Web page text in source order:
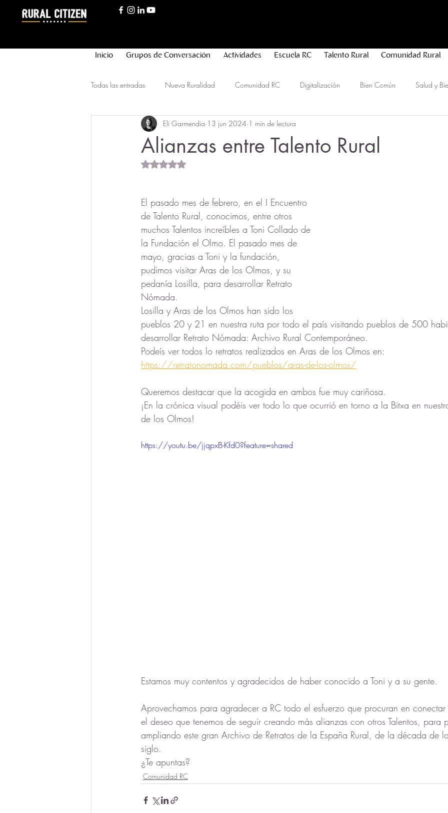
Inicio Grupos de Conversación Actividades Escuela RC Talento Rural Comunidad Rural
Todas las entradas Nueva Ruralidad Comunidad RC Digitalización Bien Común Salud y
Innovación Rural Nueva Longevidad
Alianzas entre Talento Rural
Eli Garmendia 13 jun 2024 1 min de lectura
Obtuvo NaN de 5 estrellas.
El pasado mes de febrero, en el I Encuentro
de Talento Rural, conocimos, entre otros
muchos Talentos increíbles a Toni Collado de
la Fundación el Olmo. El pasado mes de
mayo, gracias a Toni y la fundación,
pudimos visitar Aras de los Olmos, y su
pedanía Losilla, para desarrollar Retrato
Nómada.
Losilla y Aras de los Olmos han sido los
pueblos 20 y 21 en nuestra ruta por todo el país visitando pueblos de 500
desarrollar Retrato Nómada: Archivo Rural Contemporáneo.
Podeís ver todos lo retratos realizados en Aras de los Olmos en:
https://retratonomada.com/pueblos/aras-de-los-olmos/
Queremos destacar que la acogida en ambos fue muy cariñosa.
¡En la crónica visual podéis ver todo lo que ocurrió en torno a la Bitxa en
de los Olmos!
https://youtu.be/jjqpxB-Kfd0?feature=shared
Estamos muy contentos y agradecidos de haber conocido a Toni y a su gente.
Aprovechamos para agradecer a RC todo el esfuerzo que procuran en conectar
el deseo que tenemos de seguir creando más alianzas con otros Talentos, para
ampliando este gran Archivo de Retratos de la España Rural, de la década de
siglo.
¿Te apuntas?
Comunidad RC